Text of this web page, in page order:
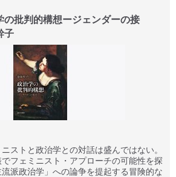
の批判的構想ージェンダーの接
ストと政治学との対話は盛んではない。
フェミニスト・アプローチの可能性を探
派政治学」への論争を提起する冒険的な